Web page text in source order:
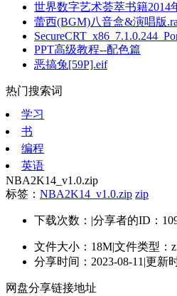
世界数字艺术荟萃书籍2014
蕾西(BGM)八音盒&演唱版
PPT高级教程--配色篇
恶搞兔[59P].eif
热门搜索词
学习
书
编程
英语
NBA2K14_v1.0.zip
标签： NBA2K14_v1.0.zip zip
下载次数： |分享者的ID：
文件大小：18M|文件类型：
分享时间：2023-08-11 |更新
网盘分享链接地址